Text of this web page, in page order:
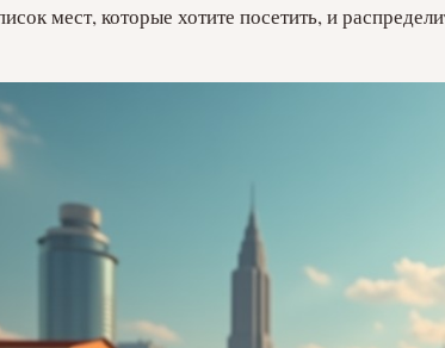
мест, которые хотите посетить, и